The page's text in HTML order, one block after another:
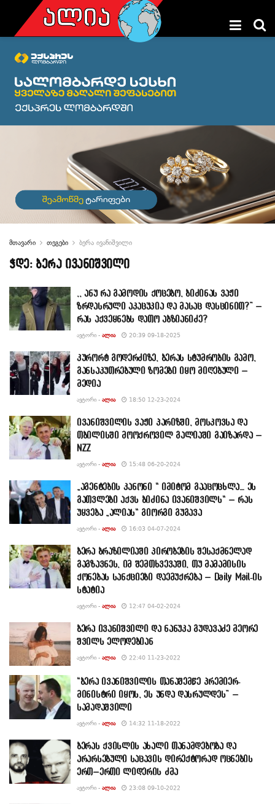
მთავარი თეგები ბერა ივანიშვილი
ჭდე: ბერა ივანიშვილი
,, ანუ რა გამოდის ქოცებო, ბიძინას ვაჟი
ზრდასრული აკაცუკია და მასაც დასცინით?” –
რას აქვეყნებს დათო აბზიანიძე?
ᲐᲕᲢᲝᲠᲘ - ᲐᲚᲘᲐ 20:39 09-18-2025
კურორტ გოდერძიზე, ბერას სტუმრობის გამო,
განსაკუთრებული ზომები იყო მიღებული –
მედია
ᲐᲕᲢᲝᲠᲘ - ᲐᲚᲘᲐ 18:50 12-23-2024
ივანიშვილის ვაჟი პარიზში, მოსკოვსა და
თბილისში მოოქროვილ გალიაში გაიზარდა –
NZZ
ᲐᲕᲢᲝᲠᲘ - ᲐᲚᲘᲐ 15:48 06-20-2024
„აგენტების კანონი “ იმიტომ გააცოცხლა… ეს
გათვლები აქვს ბიძინა ივანიშვილს“ – რას
უყვება „ალიას“ გიორგი გუგავა
ᲐᲕᲢᲝᲠᲘ - ᲐᲚᲘᲐ 16:03 04-07-2024
ბერა ბრაზილიაში პირობების შესაქმნელად
გაგზავნეს, იმ შემთხვევაში, თუ მამამისის
ქონებას სანქციები დაემუქრება – Daily Mail-ის
სტატია
ᲐᲕᲢᲝᲠᲘ - ᲐᲚᲘᲐ 12:47 04-02-2024
ბერა ივანიშვილი და ნანუკა გუდავაძე მეორე
შვილს ელოდებიან
ᲐᲕᲢᲝᲠᲘ - ᲐᲚᲘᲐ 22:40 11-23-2022
“ბერა ივანიშვილის თანაშემწე პრემიერ-
მინისტრი იყოს, ეს უნდა დასრულდეს” –
სამადაშვილი
ᲐᲕᲢᲝᲠᲘ - ᲐᲚᲘᲐ 14:32 11-18-2022
ბერას ქვისლის ახალი თანამდებობა და
არარსებული საცავის დირექტორად ოცნების
ერთ–ერთი ლიდერის ძმა
ᲐᲕᲢᲝᲠᲘ - ᲐᲚᲘᲐ 23:08 09-10-2022